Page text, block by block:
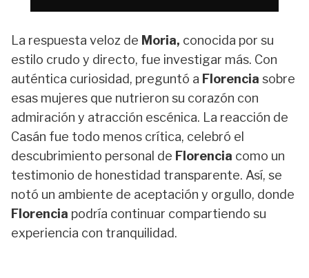
La respuesta veloz de Moria, conocida por su
estilo crudo y directo, fue investigar más. Con
auténtica curiosidad, preguntó a Florencia sobre
esas mujeres que nutrieron su corazón con
admiración y atracción escénica. La reacción de
Casán fue todo menos crítica, celebró el
descubrimiento personal de Florencia como un
testimonio de honestidad transparente. Así, se
notó un ambiente de aceptación y orgullo, donde
Florencia podría continuar compartiendo su
experiencia con tranquilidad.